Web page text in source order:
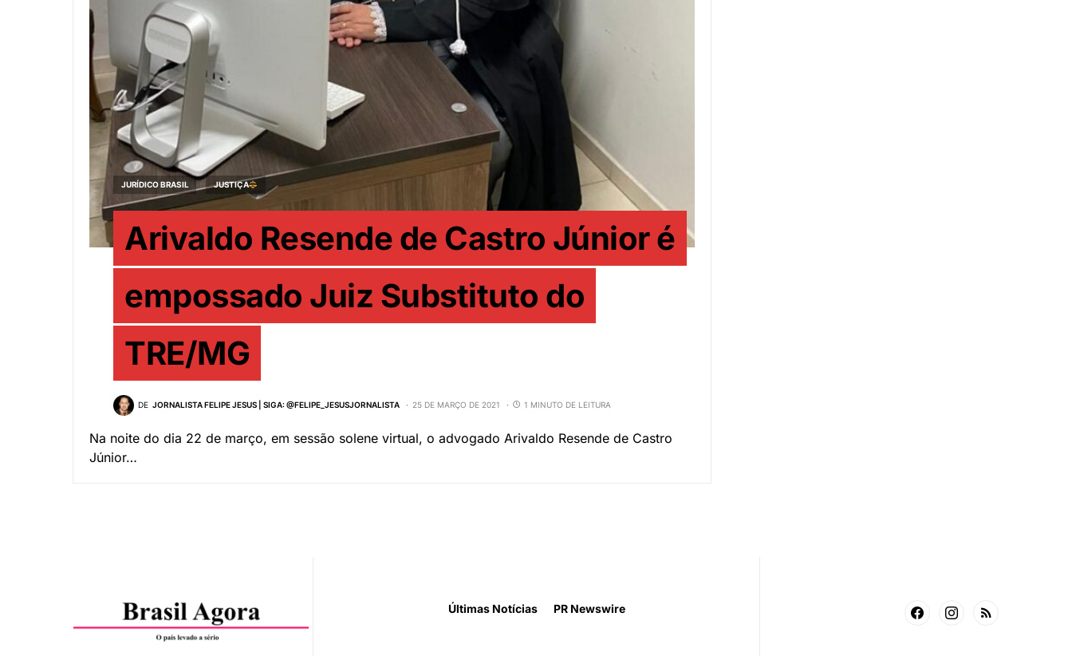
JURÍDICO BRASIL JUSTIÇA
Arivaldo Resende de Castro Júnior é
empossado Juiz Substituto do
TRE/MG
DE JORNALISTA FELIPE JESUS | SIGA: @FELIPE_JESUSJORNALISTA 25 DE MARÇO DE 2021 1 MINUTO DE LEITURA
Na noite do dia 22 de março, em sessão solene virtual, o advogado Arivaldo Resende de Castro
Júnior…
Últimas Notícias PR Newswire